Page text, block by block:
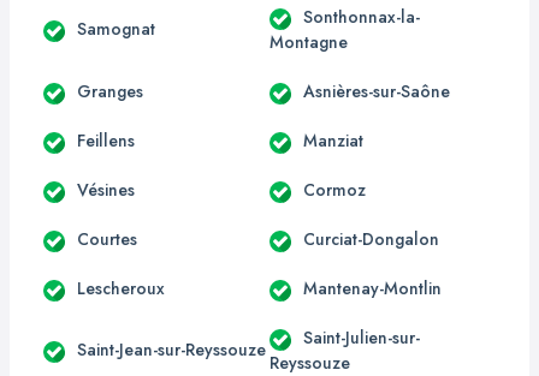
Samognat
Sonthonnax-la-
Montagne
Granges Asnières-sur-Saône
Feillens Manziat
Vésines Cormoz
Courtes Curciat-Dongalon
Lescheroux Mantenay-Montlin
Saint-Jean-sur-Reyssouze
Saint-Julien-sur-
Reyssouze